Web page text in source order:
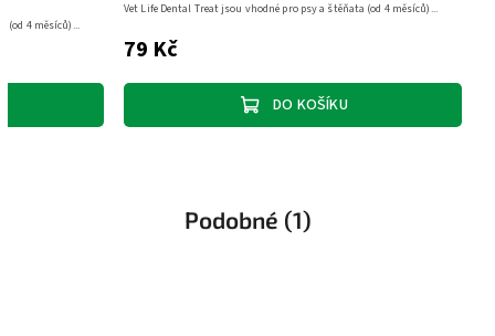
pro psy a štěňata (od 4 měsíců)...
Vet Life Dental Treat jsou vhodné pro psy a štěňata (od 4
Podobné (1)